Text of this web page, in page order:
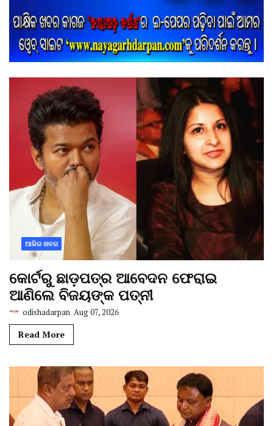
ଆଜିର ଖବର
କୋର୍ଟରୁ ଛାଡ଼ପତ୍ର ଆବେଦନ ଫେରାଇ
ଆଣିଲେ ବିଜୟଙ୍କ ପତ୍ନୀ
odishadarpan Aug 07, 2026
Read More